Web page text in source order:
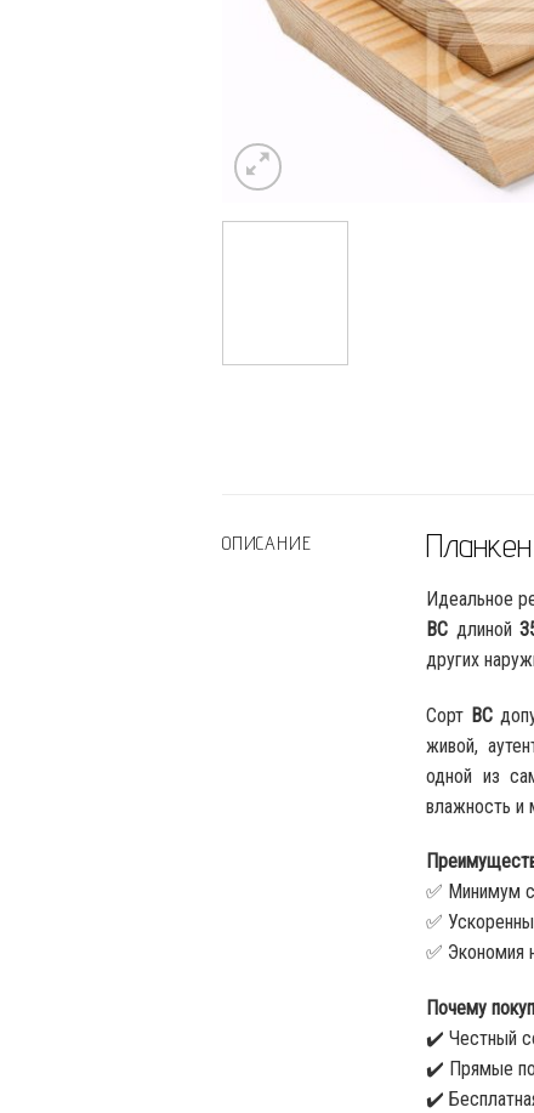
ОПИСАНИЕ
Идеальное
ВС длиной
других
Сорт ВС
живой,
одной из
влажность и
✅ Минимум
✅
✅ Экономия
Почему
✔️ Честный
✔️ Прямые
✔️